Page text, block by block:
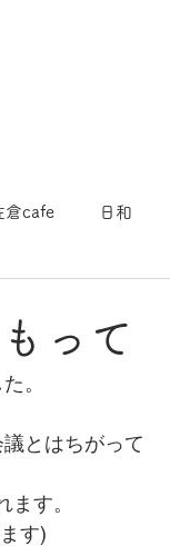
倉cafe 日和
って
。
とはちがって
す。
す)